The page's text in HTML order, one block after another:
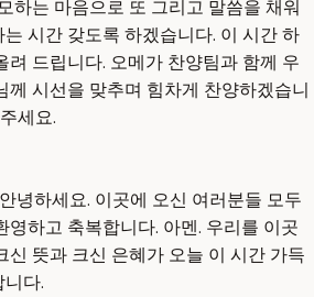
하는 마음으로 또 그리고 말씀을 채워
시간 갖도록 하겠습니다. 이 시간 하
려 드립니다. 오메가 찬양팀과 함께 우
께 시선을 맞추며 힘차게 찬양하겠습니
세요.
녕하세요. 이곳에 오신 여러분들 모두
영하고 축복합니다. 아멘. 우리를 이곳
신 뜻과 크신 은혜가 오늘 이 시간 가득
다.